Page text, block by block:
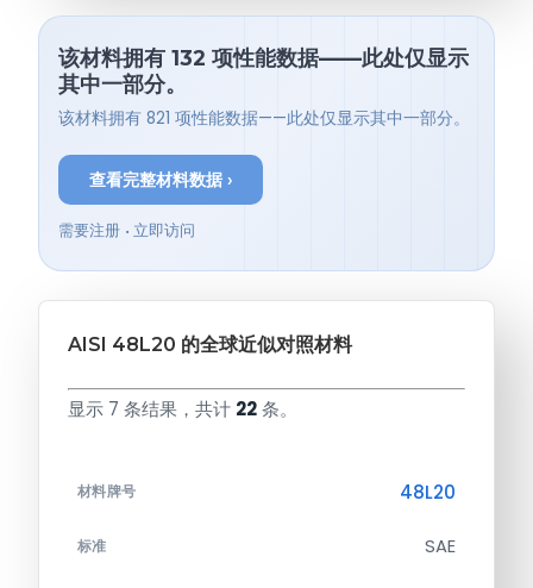
该材料拥有 132 项性能数据——此处仅显示
其中一部分。
该材料拥有 821 项性能数据——此处仅显示其中一部分。
查看完整材料数据 ›
需要注册 • 立即访问
AISI 48L20 的全球近似对照材料
显示 7 条结果，共计 22条。
材料牌号 48L20
标准 SAE